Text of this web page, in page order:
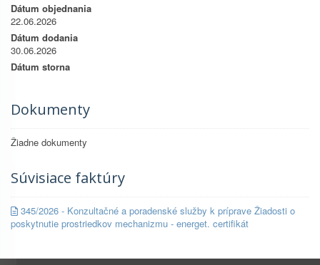
Dátum objednania
22.06.2026
Dátum dodania
30.06.2026
Dátum storna
Dokumenty
Žiadne dokumenty
Súvisiace faktúry
345/2026 - Konzultačné a poradenské služby k príprave Žiadosti o
poskytnutie prostriedkov mechanizmu - energet. certifikát